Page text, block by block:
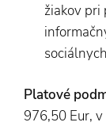
žiakov pri
Platové
976,50 Eur,